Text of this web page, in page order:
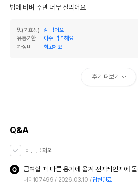
밥에 비벼 주면 너무 잘먹어요
맛(기호성)
잘 먹어요
유통기한
아주 넉넉해요
가성비
최고에요
후기 더보기
Q&A
비밀글 제외
버디107499 2026.03.10 답변완료